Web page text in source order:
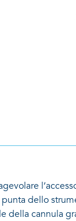
dello
della cannula